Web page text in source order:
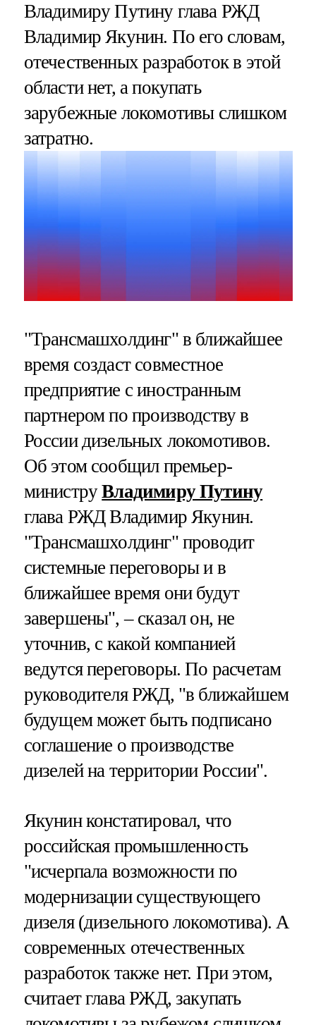
Владимиру Путину глава РЖД
Владимир Якунин. По его словам,
отечественных разработок в этой
области нет, а покупать
зарубежные локомотивы слишком
затратно.
"Трансмашхолдинг" в ближайшее
время создаст совместное
предприятие с иностранным
партнером по производству в
России дизельных локомотивов.
Об этом сообщил премьер-
министруВладимиру Путину
глава РЖД Владимир Якунин.
"Трансмашхолдинг" проводит
системные переговоры и в
ближайшее время они будут
завершены", – сказал он, не
уточнив, с какой компанией
ведутся переговоры. По расчетам
руководителя РЖД, "в ближайшем
будущем может быть подписано
соглашение о производстве
дизелей на территории России".
Якунин констатировал, что
российская промышленность
"исчерпала возможности по
модернизации существующего
дизеля (дизельного локомотива). А
современных отечественных
разработок также нет. При этом,
считает глава РЖД, закупать